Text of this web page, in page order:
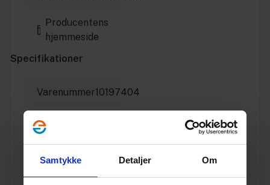
Samtykke Detaljer Om
Producentens
hjemmeside
Specifikationer
Varenummer10197404
Vægt
DimensionDN